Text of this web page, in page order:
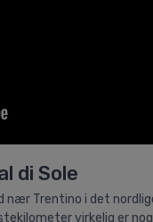
di Sole
Trentino i det
virkelig er